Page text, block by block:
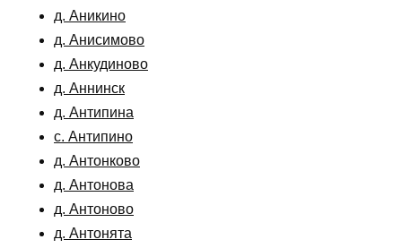
д. Аникино
д. Анисимово
д. Анкудиново
д. Аннинск
д. Антипина
с. Антипино
д. Антонково
д. Антонова
д. Антоново
д. Антонята